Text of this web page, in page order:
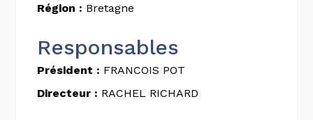
Région : Bretagne
Responsables
Président : FRANCOIS POT
Directeur : RACHEL RICHARD